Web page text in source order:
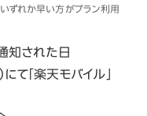
いずれか早い方がプラン利用
知された日
て「楽天モバイル」